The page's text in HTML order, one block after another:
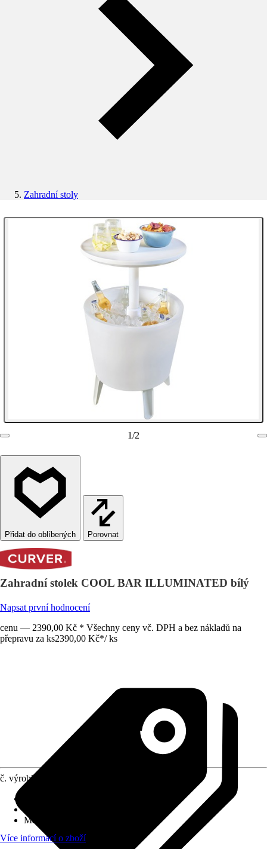
Zahradní stoly
1/2
Porovnat
Zahradní stolek COOL BAR ILLUMINATED bílý
Napsat první hodnocení
cenu — 2390,00 Kč * Všechny ceny vč. DPH a bez nákladů na
přepravu za ks2390,00 Kč*/ ks
č. výrobku
Materiál
Více informací o zboží